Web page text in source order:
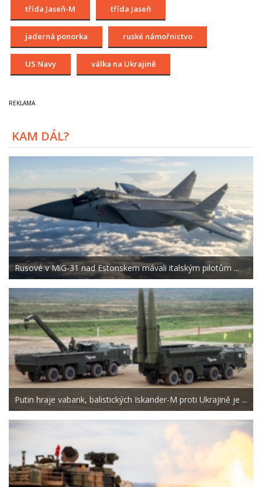
třída Jaseň-M třída Jaseň
jaderná ponorka ruské námořnictvo
US Navy válka na Ukrajině
KAM DÁL?
Rusové v MiG-31 nad Estonskem mávali italským pilotům ...
Putin hraje vabank, balistických Iskander-M proti Ukrajině je ...